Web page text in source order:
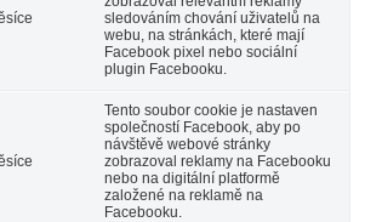
sledováním chování uživatelů na
webu, na stránkách, které mají
Facebook pixel nebo sociální
plugin Facebooku.
Tento soubor cookie je nastaven
společností Facebook, aby po
návštěvě webové stránky
zobrazoval reklamy na Facebooku
nebo na digitální platformě
založené na reklamě na
Facebooku.